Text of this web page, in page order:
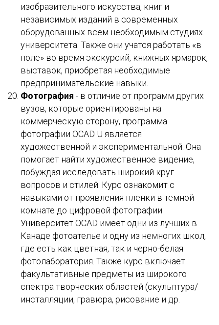
изобразительного искусства, книг и
независимых изданий в современных
оборудованных всем необходимым студиях
университета. Также они учатся работать «в
поле» во время экскурсий, книжных ярмарок,
выставок, приобретая необходимые
предпринимательские навыки.
Фотография - в отличие от программ других
вузов, которые ориентированы на
коммерческую сторону, программа
фотографии OCAD U является
художественной и экспериментальной. Она
помогает найти художественное видение,
побуждая исследовать широкий круг
вопросов и стилей. Курс ознакомит с
навыками от проявления пленки в темной
комнате до цифровой фотографии.
Университет OCAD имеет одни из лучших в
Канаде фотоателье и одну из немногих школ,
где есть как цветная, так и черно-белая
фотолаборатория. Также курс включает
факультативные предметы из широкого
спектра творческих областей (скульптура/
инсталляции, гравюра, рисование и др.